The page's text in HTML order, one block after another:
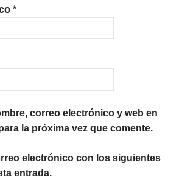
*
correo electrónico y web en
la próxima vez que comente.
electrónico con los siguientes
entrada.